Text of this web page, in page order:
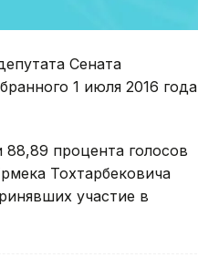
Сената
1 июля 2016 года
процента голосов
Тохтарбековича
участие в